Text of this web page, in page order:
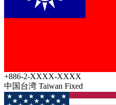
+886-2-XXXX-XXXX
中国台湾 Taiwan Fixed